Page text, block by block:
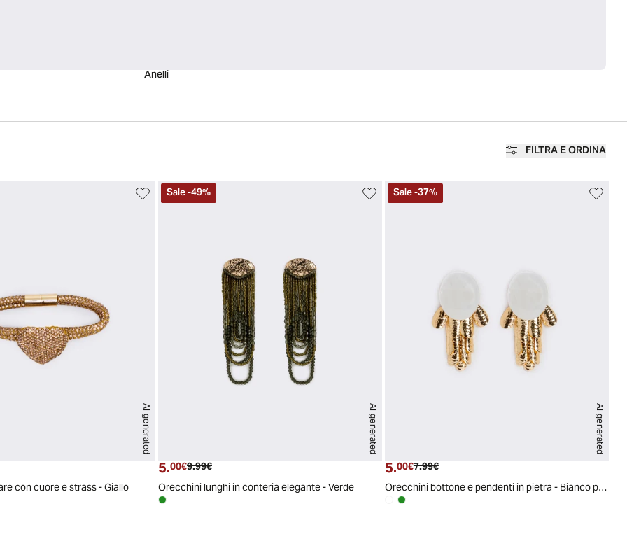
Anelli
FILTRA E ORDINA
AI generated
PZ
originale
con cuore e strass - Giallo
AI generated
Sale-49%
PZ
Prezzo attuale
5.00€ Prezzo originale
9.99€
Orecchini lunghi in conteria elegante - Verde
AI generated
Sale-37%
PZ
Prezzo attuale
5.00€ Prezzo originale
7.99€
Orecchini bottone e pendenti in pietra - Bianco panna